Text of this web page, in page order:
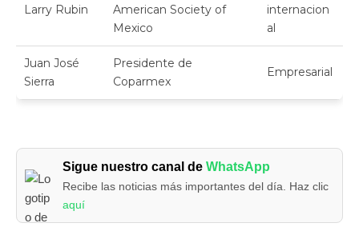
Larry Rubin
American Society of
Mexico
internacion
al
Juan José
Sierra
Presidente de
Coparmex
Empresarial
Sigue nuestro canal deWhatsApp
Recibe las noticias más importantes del día. Haz clic
aquí